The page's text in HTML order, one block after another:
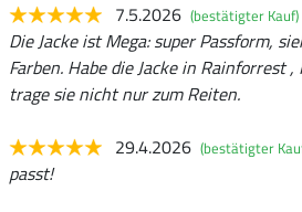
7.5.2026 (bestätigter Kauf)
Die Jacke ist Mega: super Passform,
Farben. Habe die Jacke in Rainforrest
trage sie nicht nur zum Reiten.
29.4.2026 (bestätigter
passt!